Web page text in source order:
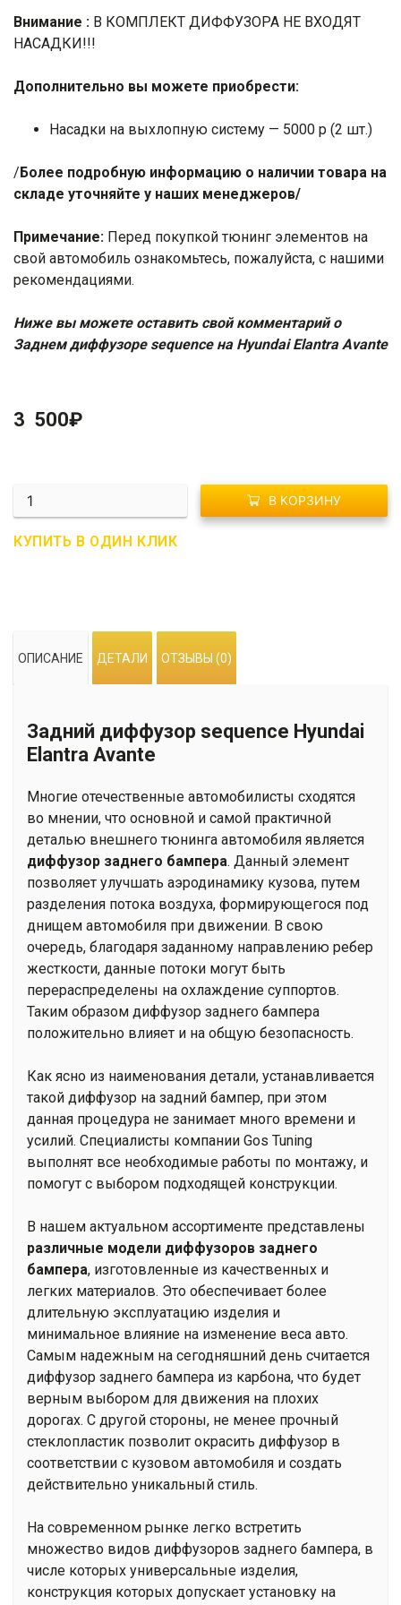
Внимание : В КОМПЛЕКТ ДИФФУЗОРА НЕ ВХОДЯТ
НАСАДКИ!!!
Дополнительно вы можете приобрести:
Насадки на выхлопную систему — 5000 р (2 шт.)
/Более подробную информацию о наличии товара на
складе уточняйте у наших менеджеров/
Примечание: Перед покупкой тюнинг элементов на
свой автомобиль ознакомьтесь, пожалуйста, с нашими
рекомендациями.
Ниже вы можете оставить свой комментарий о
Заднем диффузоре sequence на Hyundai Elantra Avante
3 500₽
Количество
R01-
0161
Hyundai
MD)
В КОРЗИНУ
КУПИТЬ В ОДИН КЛИК
ОПИСАНИЕ ДЕТАЛИ ОТЗЫВЫ (0)
Задний диффузор sequence Hyundai
Elantra Avante
Многие отечественные автомобилисты сходятся
во мнении, что основной и самой практичной
деталью внешнего тюнинга автомобиля является
диффузор заднего бампера. Данный элемент
позволяет улучшать аэродинамику кузова, путем
разделения потока воздуха, формирующегося под
днищем автомобиля при движении. В свою
очередь, благодаря заданному направлению ребер
жесткости, данные потоки могут быть
перераспределены на охлаждение суппортов.
Таким образом диффузор заднего бампера
положительно влияет и на общую безопасность.
Как ясно из наименования детали, устанавливается
такой диффузор на задний бампер, при этом
данная процедура не занимает много времени и
усилий. Специалисты компании Gos Tuning
выполнят все необходимые работы по монтажу, и
помогут с выбором подходящей конструкции.
В нашем актуальном ассортименте представлены
различные модели диффузоров заднего
бампера, изготовленные из качественных и
легких материалов. Это обеспечивает более
длительную эксплуатацию изделия и
минимальное влияние на изменение веса авто.
Самым надежным на сегодняшний день считается
диффузор заднего бампера из карбона, что будет
верным выбором для движения на плохих
дорогах. С другой стороны, не менее прочный
стеклопластик позволит окрасить диффузор в
соответствии с кузовом автомобиля и создать
действительно уникальный стиль.
На современном рынке легко встретить
множество видов диффузоров заднего бампера, в
числе которых универсальные изделия,
конструкция которых допускает установку на